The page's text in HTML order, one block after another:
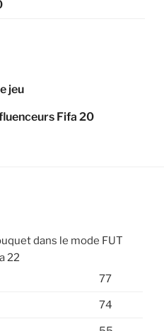
jeu
Fifa 20
dans le mode FUT
22
77
74